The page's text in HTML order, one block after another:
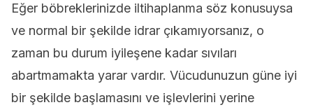
Eğer böbreklerinizde iltihaplanma söz konusuysa
ve normal bir şekilde idrar çıkamıyorsanız, o
zaman bu durum iyileşene kadar sıvıları
abartmamakta yarar vardır. Vücudunuzun güne iyi
bir şekilde başlamasını ve işlevlerini yerine